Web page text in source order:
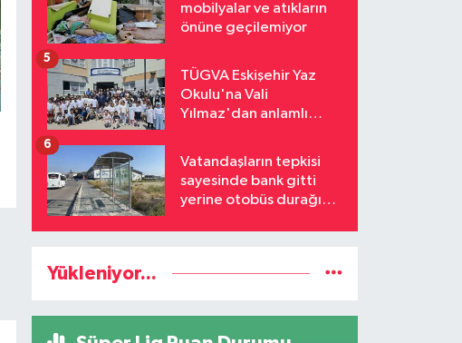
mobilyalar ve atıkların
önüne geçilemiyor
TÜGVA Eskişehir Yaz
Okulu'na Vali
Yılmaz'dan anlamlı
5
Vatandaşların tepkisi
sayesinde bank gitti
yerine otobüs durağı
6
Yükleniyor...